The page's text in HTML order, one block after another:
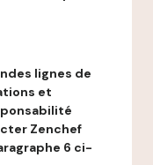
lignes de
et
Zenchef
6 ci-